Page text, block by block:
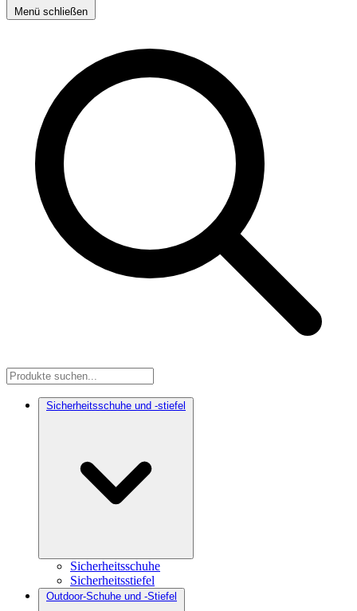
Menü schließen
Sicherheitsschuhe und -stiefel
Sicherheitsschuhe
Sicherheitsstiefel
Outdoor-Schuhe und -Stiefel